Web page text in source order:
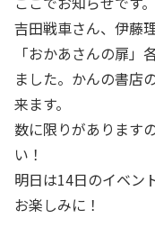
吉田戦車さん、伊藤
「おかあさんの扉
ました。かんの書店
来ます。
数に限りがあります
い！
明日は14日のイベン
お楽しみに！